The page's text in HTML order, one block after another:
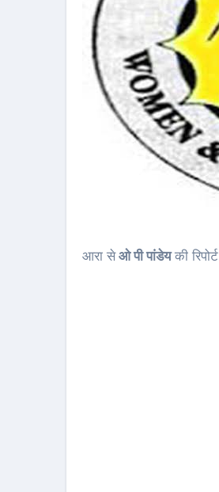
आरा सेओ पी पांडेयकी रिपोर्ट